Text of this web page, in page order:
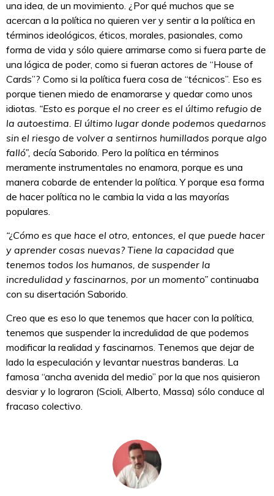
una idea, de un movimiento. ¿Por qué muchos que se
acercan a la política no quieren ver y sentir a la política en
términos ideológicos, éticos, morales, pasionales, como
forma de vida y sólo quiere arrimarse como si fuera parte de
una lógica de poder, como si fueran actores de “House of
Cards”? Como si la política fuera cosa de “técnicos”. Eso es
porque tienen miedo de enamorarse y quedar como unos
idiotas. “Esto es porque el no creer es el último refugio de
la autoestima. El último lugar donde podemos quedarnos
sin el riesgo de volver a sentirnos humillados porque algo
falló”, decía Saborido. Pero la política en términos
meramente instrumentales no enamora, porque es una
manera cobarde de entender la política. Y porque esa forma
de hacer política no le cambia la vida a las mayorías
populares.
“¿Cómo es que hace el otro, entonces, el que puede hacer
y aprender cosas nuevas? Tiene la capacidad que
tenemos todos los humanos, de suspender la
incredulidad y fascinarnos, por un momento” continuaba
con su disertación Saborido.
Creo que es eso lo que tenemos que hacer con la política,
tenemos que suspender la incredulidad de que podemos
modificar la realidad y fascinarnos. Tenemos que dejar de
lado la especulación y levantar nuestras banderas. La
famosa “ancha avenida del medio” por la que nos quisieron
desviar y lo lograron (Scioli, Alberto, Massa) sólo conduce al
fracaso colectivo.